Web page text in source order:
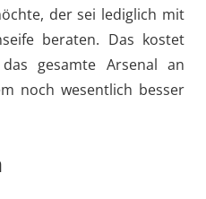
der sei lediglich mit
beraten. Das kostet
gesamte Arsenal an
noch wesentlich besser